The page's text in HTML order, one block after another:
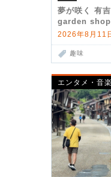
夢が咲く 有
garden shop
2026年8月11
趣味
エンタメ・音楽